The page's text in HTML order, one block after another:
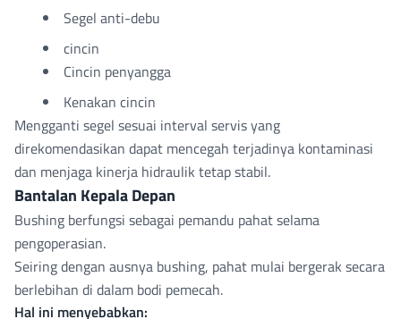
Segel anti-debu
cincin
Cincin penyangga
Kenakan cincin
Mengganti segel sesuai interval servis yang
direkomendasikan dapat mencegah terjadinya kontaminasi
dan menjaga kinerja hidraulik tetap stabil.
Bantalan Kepala Depan
Bushing berfungsi sebagai pemandu pahat selama
pengoperasian.
Seiring dengan ausnya bushing, pahat mulai bergerak secara
berlebihan di dalam bodi pemecah.
Hal ini menyebabkan: